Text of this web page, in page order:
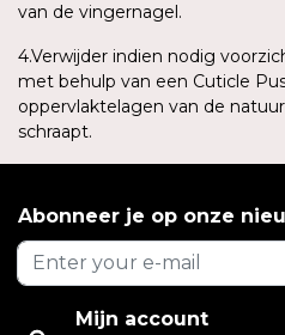
van de vingernagel.
4.Verwijder indien nodig
met behulp van een Cuticle
oppervlaktelagen van de
schraapt.
Abonneer je op onze
Mijn account